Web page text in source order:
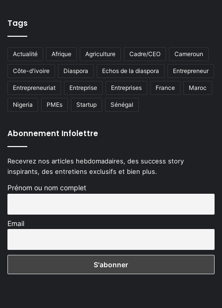
Tags
Actualité Afrique Agriculture Cadre/CEO Cameroun
Côte-d'ivoire Diaspora Echos de la diaspora Entrepreneur
Entrepreneuriat Entreprise Entreprises France Maroc
Nigeria PMEs Startup Sénégal
Abonnement Infolettre
Recevrez nos articles hebdomadaires, des success story
inspirants, des entretiens exclusifs et bien plus.
Prénom ou nom complet
Email